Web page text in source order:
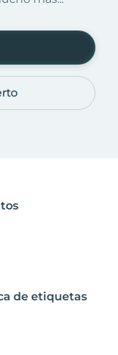
de etiquetas